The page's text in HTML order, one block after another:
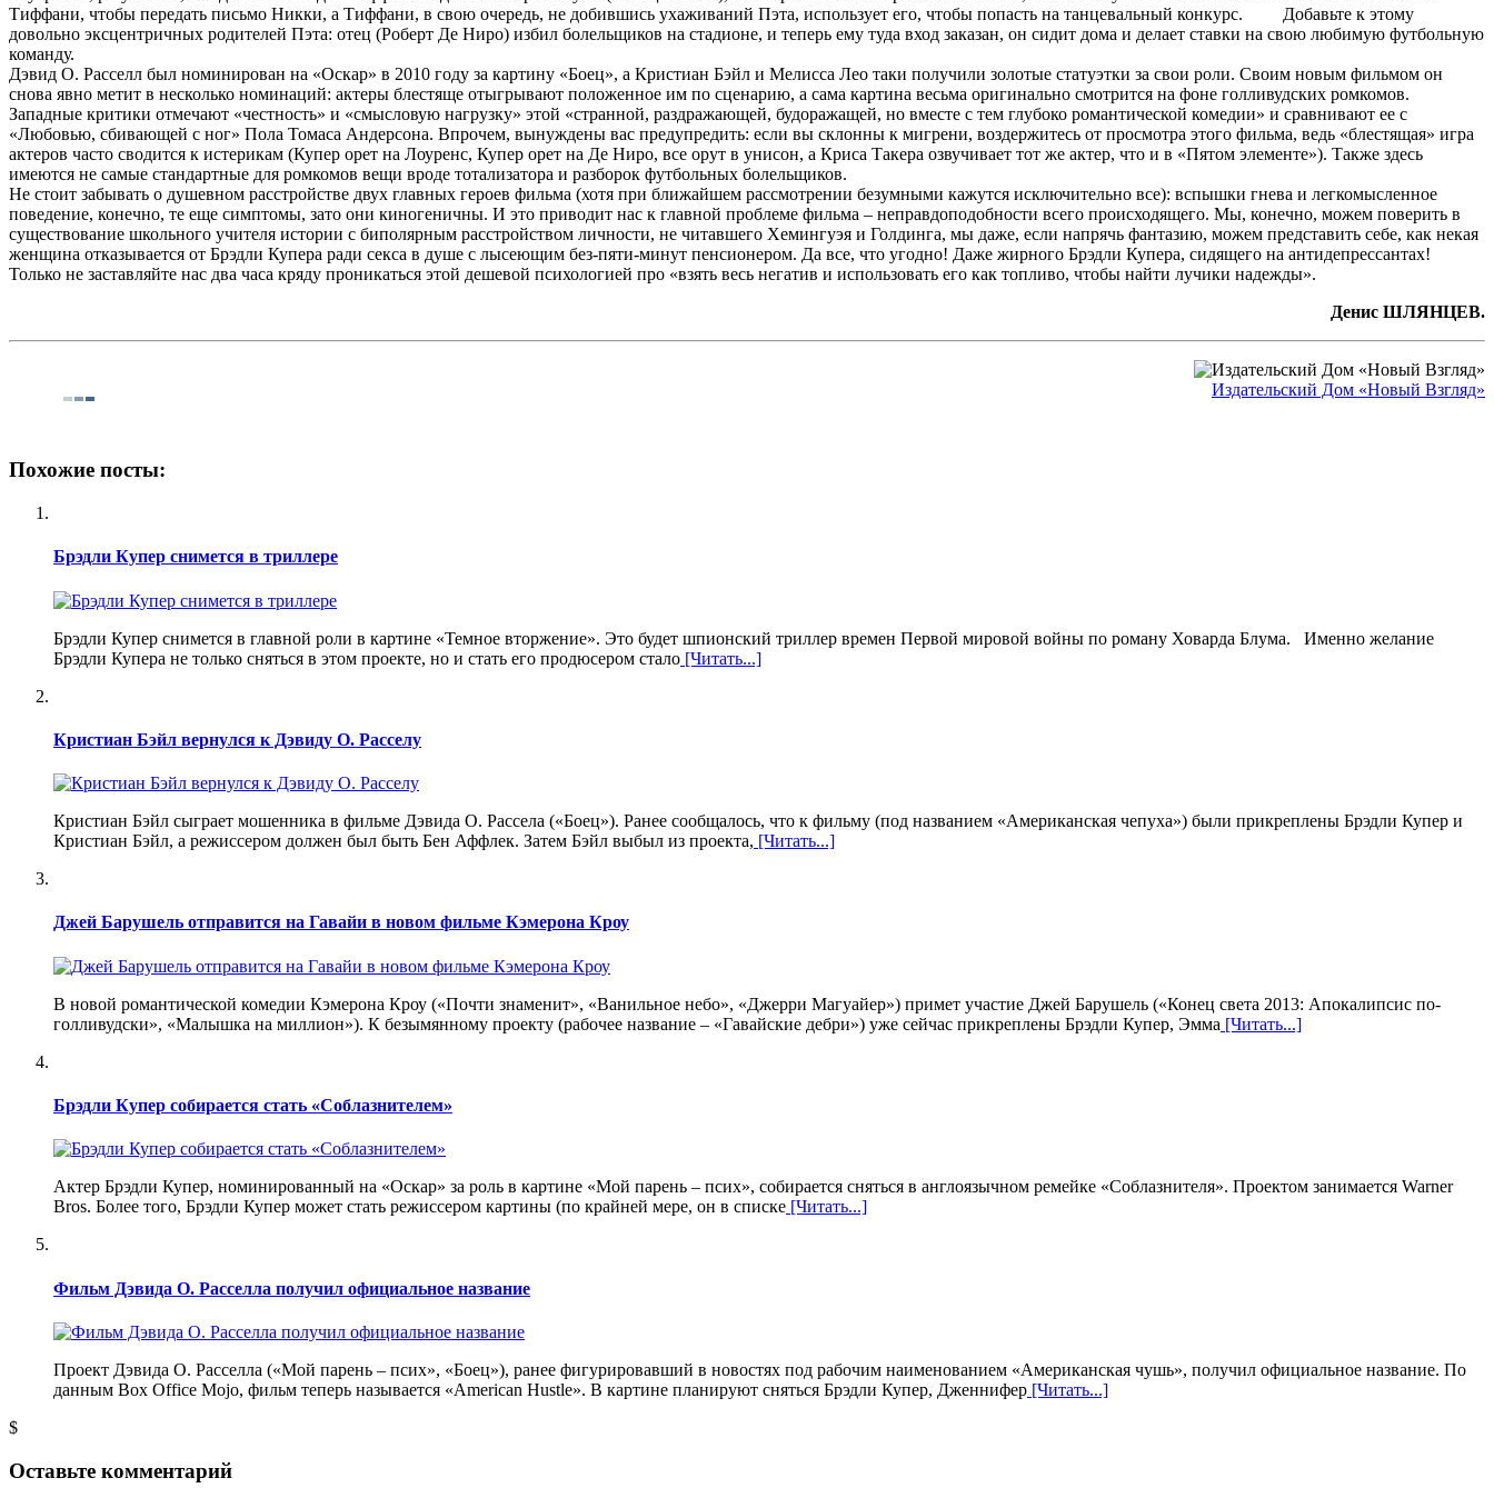
Тиффани, чтобы передать письмо Никки, а Тиффани, в свою очередь, не добившись ухаживаний Пэта, использует его, чтобы попасть на танцевальный конкурс. Добавьте к этому
довольно эксцентричных родителей Пэта: отец (Роберт Де Ниро) избил болельщиков на стадионе, и теперь ему туда вход заказан, он сидит дома и делает ставки на свою любимую футбольную
команду.
Дэвид О. Расселл был номинирован на «Оскар» в 2010 году за картину «Боец», а Кристиан Бэйл и Мелисса Лео таки получили золотые статуэтки за свои роли. Своим новым фильмом он
снова явно метит в несколько номинаций: актеры блестяще отыгрывают положенное им по сценарию, а сама картина весьма оригинально смотрится на фоне голливудских ромкомов.
Западные критики отмечают «честность» и «смысловую нагрузку» этой «странной, раздражающей, будоражащей, но вместе с тем глубоко романтической комедии» и сравнивают ее с
«Любовью, сбивающей с ног» Пола Томаса Андерсона. Впрочем, вынуждены вас предупредить: если вы склонны к мигрени, воздержитесь от просмотра этого фильма, ведь «блестящая» игра
актеров часто сводится к истерикам (Купер орет на Лоуренс, Купер орет на Де Ниро, все орут в унисон, а Криса Такера озвучивает тот же актер, что и в «Пятом элементе»). Также здесь
имеются не самые стандартные для ромкомов вещи вроде тотализатора и разборок футбольных болельщиков.
Не стоит забывать о душевном расстройстве двух главных героев фильма (хотя при ближайшем рассмотрении безумными кажутся исключительно все): вспышки гнева и легкомысленное
поведение, конечно, те еще симптомы, зато они киногеничны. И это приводит нас к главной проблеме фильма – неправдоподобности всего происходящего. Мы, конечно, можем поверить в
существование школьного учителя истории с биполярным расстройством личности, не читавшего Хемингуэя и Голдинга, мы даже, если напрячь фантазию, можем представить себе, как некая
женщина отказывается от Брэдли Купера ради секса в душе с лысеющим без-пяти-минут пенсионером. Да все, что угодно! Даже жирного Брэдли Купера, сидящего на антидепрессантах!
Только не заставляйте нас два часа кряду проникаться этой дешевой психологией про «взять весь негатив и использовать его как топливо, чтобы найти лучики надежды».
Денис ШЛЯНЦЕВ.
Издательский Дом «Новый Взгляд»
Похожие посты:
Брэдли Купер снимется в триллере
Брэдли Купер снимется в главной роли в картине «Темное вторжение». Это будет шпионский триллер времен Первой мировой войны по роману Ховарда Блума. Именно желание
Брэдли Купера не только сняться в этом проекте, но и стать его продюсером стало [Читать...]
Кристиан Бэйл вернулся к Дэвиду О. Расселу
Кристиан Бэйл сыграет мошенника в фильме Дэвида О. Рассела («Боец»). Ранее сообщалось, что к фильму (под названием «Американская чепуха») были прикреплены Брэдли Купер и
Кристиан Бэйл, а режиссером должен был быть Бен Аффлек. Затем Бэйл выбыл из проекта, [Читать...]
Джей Барушель отправится на Гавайи в новом фильме Кэмерона Кроу
В новой романтической комедии Кэмерона Кроу («Почти знаменит», «Ванильное небо», «Джерри Магуайер») примет участие Джей Барушель («Конец света 2013: Апокалипсис по-
голливудски», «Малышка на миллион»). К безымянному проекту (рабочее название – «Гавайские дебри») уже сейчас прикреплены Брэдли Купер, Эмма [Читать...]
Брэдли Купер собирается стать «Соблазнителем»
Актер Брэдли Купер, номинированный на «Оскар» за роль в картине «Мой парень – псих», собирается сняться в англоязычном ремейке «Соблазнителя». Проектом занимается Warner
Bros. Более того, Брэдли Купер может стать режиссером картины (по крайней мере, он в списке [Читать...]
Фильм Дэвида О. Расселла получил официальное название
Проект Дэвида О. Расселла («Мой парень – псих», «Боец»), ранее фигурировавший в новостях под рабочим наименованием «Американская чушь», получил официальное название. По
данным Box Office Mojo, фильм теперь называется «American Hustle». В картине планируют сняться Брэдли Купер, Дженнифер [Читать...]
$
Оставьте комментарий